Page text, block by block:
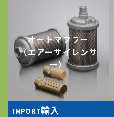
オートマフラー
（エアーサイレンサ
ー）
IMPORT輸入